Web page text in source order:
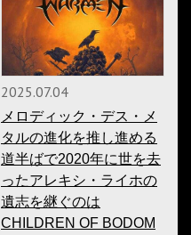
2025.07.04
メロディック・デス・メ
タルの進化を推し進める
道半ばで2020年に世を去
ったアレキシ・ライホの
遺志を継ぐのは
CHILDREN OF BODOM